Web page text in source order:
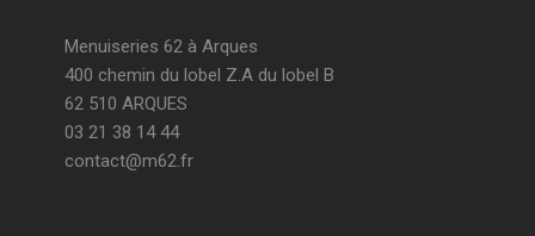
Menuiseries 62 à Arques
400 chemin du lobel Z.A du lobel B
62 510 ARQUES
03 21 38 14 44
contact@m62.fr